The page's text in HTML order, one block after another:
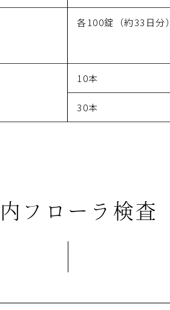
各100錠（約33日分）
10本
30本
フローラ検査